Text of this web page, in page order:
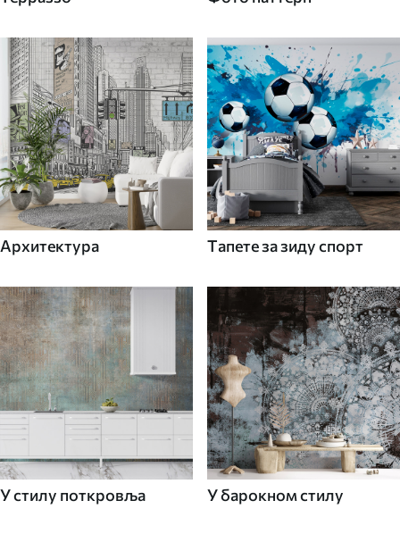
Архитектура Tапете за зиду спорт
У стилу поткровља У барокном стилу